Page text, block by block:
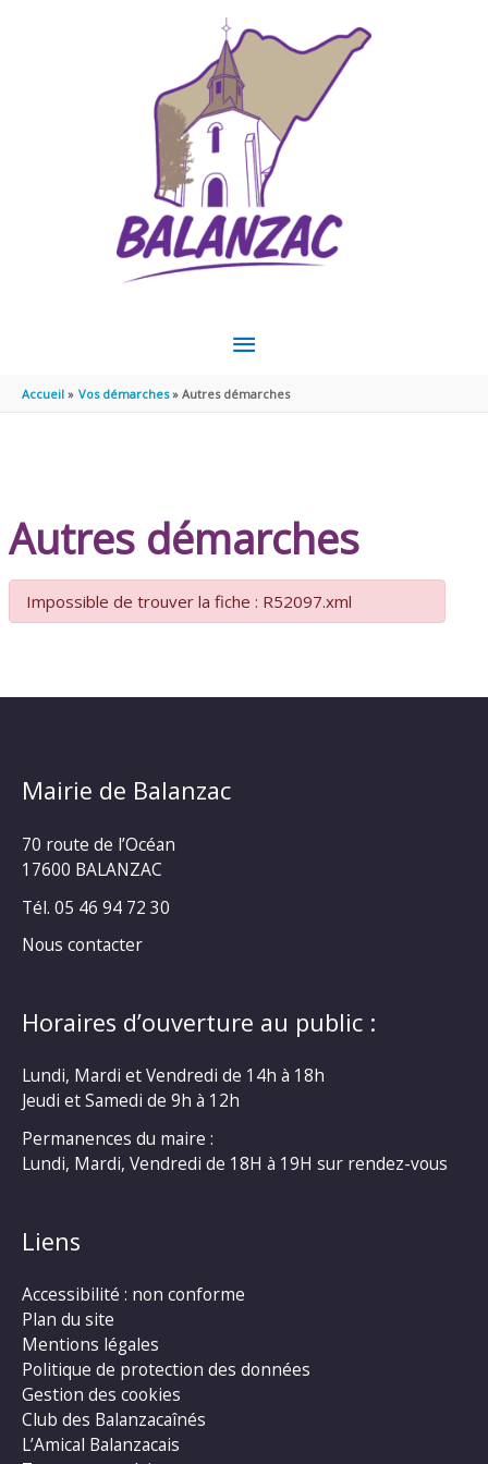
MENU
PRINCIPAL
Accueil Vos démarches Autres démarches
Autres démarches
Impossible de trouver la fiche : R52097.xml
Mairie de Balanzac
70 route de l’Océan
17600 BALANZAC
Tél. 05 46 94 72 30
Nous contacter
Horaires d’ouverture au public :
Lundi, Mardi et Vendredi de 14h à 18h
Jeudi et Samedi de 9h à 12h
Permanences du maire :
Lundi, Mardi, Vendredi de 18H à 19H sur rendez-vous
Liens
Accessibilité : non conforme
Plan du site
Mentions légales
Politique de protection des données
Gestion des cookies
Club des Balanzacaînés
L’Amical Balanzacais